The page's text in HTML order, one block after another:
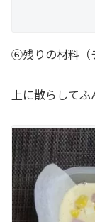
⑥残りの材料（
上に散らしてふ